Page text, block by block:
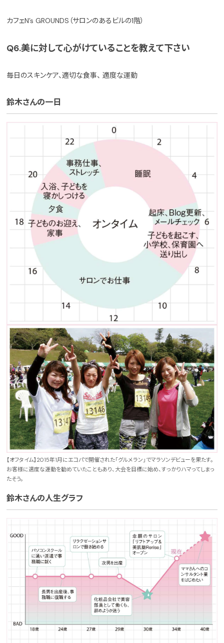
カフェN’s GROUNDS（サロンのあるビルの1階）
Q6.美に対して心がけていることを教えて下さい
毎日のスキンケア、適切な食事、 適度な運動
鈴木さんの一日
【オフタイム】2015年1月にエコパで開催された「グルメラン」でマラソンデビューを果たす。
お客様に適度な運動を勧めていたこともあり、大会を目標に始め、すっかりハマってしまっ
たそう。
鈴木さんの人生グラフ